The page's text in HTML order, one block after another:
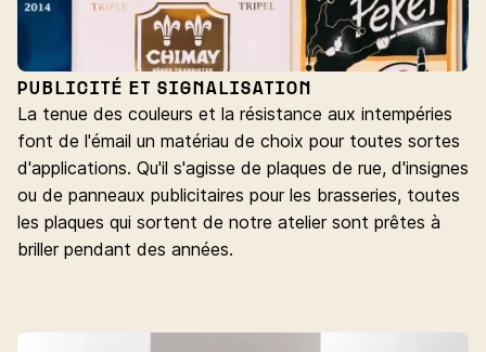
PUBLICITÉ ET SIGNALISATION
La tenue des couleurs et la résistance aux intempéries
font de l'émail un matériau de choix pour toutes sortes
d'applications. Qu'il s'agisse de plaques de rue, d'insignes
ou de panneaux publicitaires pour les brasseries, toutes
les plaques qui sortent de notre atelier sont prêtes à
briller pendant des années.